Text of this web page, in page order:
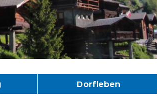
Dorfleben